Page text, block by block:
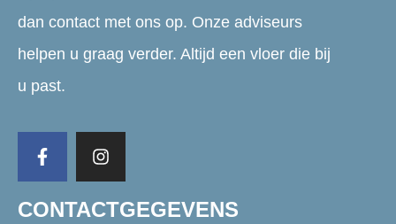
dan contact met ons op. Onze adviseurs
helpen u graag verder. Altijd een vloer die bij
u past.
CONTACTGEGEVENS